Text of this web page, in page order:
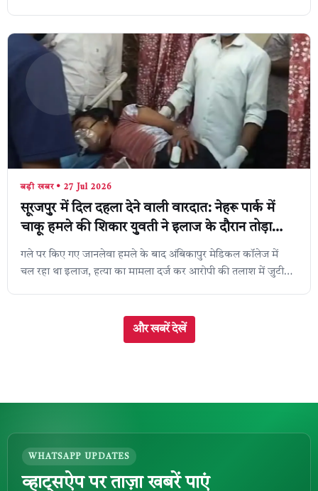
बड़ी खबर • 27 Jul 2026
सूरजपुर में दिल दहला देने वाली वारदात: नेहरू पार्क में
चाकू हमले की शिकार युवती ने इलाज के दौरान तोड़ा
दम,
गले पर किए गए जानलेवा हमले के बाद अंबिकापुर मेडिकल कॉलेज में
चल रहा था इलाज, हत्या का मामला दर्ज कर आरोपी की तलाश में जुटी
और खबरें देखें
WHATSAPP UPDATES
व्हाट्सऐप पर ताज़ा खबरें पाएं